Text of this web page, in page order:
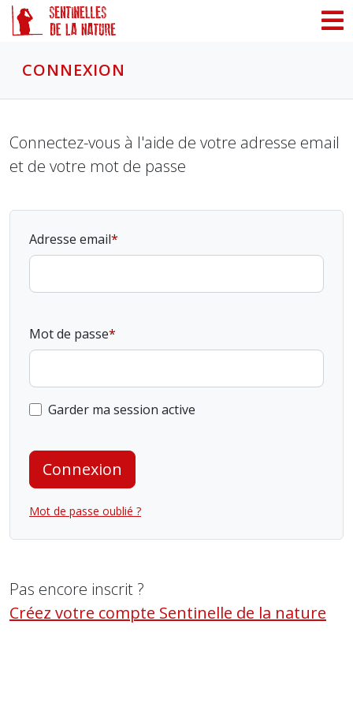
CONNEXION
Connectez-vous à l'aide de votre adresse email
et de votre mot de passe
Adresse email
Mot de passe
Garder ma session active
Connexion
Mot de passe oublié ?
Pas encore inscrit ?
Créez votre compte Sentinelle de la nature
Panneau de gestion des cookies